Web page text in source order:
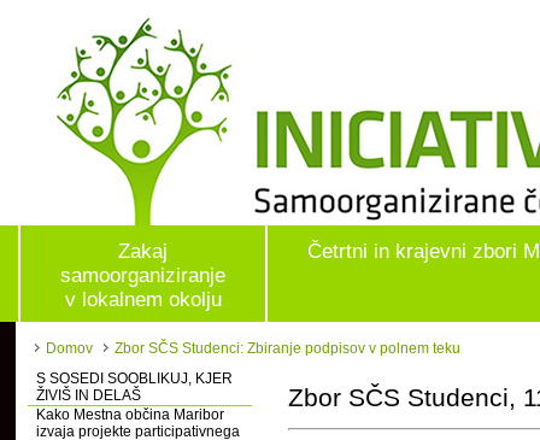
Zakaj
samoorganiziranje
v lokalnem okolju
Četrtni in krajevni zbori
Domov
Zbor SČS Studenci: Zbiranje podpisov v polnem teku
S SOSEDI SOOBLIKUJ, KJER
ŽIVIŠ IN DELAŠ
Kako Mestna občina Maribor
izvaja projekte participativnega
Zbor SČS Studenci,